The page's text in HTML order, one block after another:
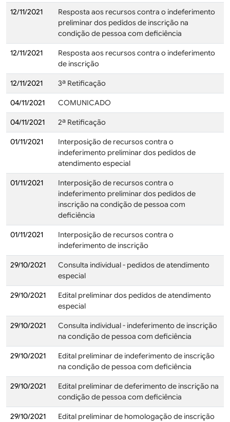
12/11/2021
Resposta aos recursos contra o indeferimento
preliminar dos pedidos de inscrição na
condição de pessoa com deficiência
12/11/2021
Resposta aos recursos contra o indeferimento
de inscrição
12/11/2021 3ª Retificação
04/11/2021 COMUNICADO
04/11/2021 2ª Retificação
01/11/2021
Interposição de recursos contra o
indeferimento preliminar dos pedidos de
atendimento especial
01/11/2021
Interposição de recursos contra o
indeferimento preliminar dos pedidos de
inscrição na condição de pessoa com
deficiência
01/11/2021
Interposição de recursos contra o
indeferimento de inscrição
29/10/2021
Consulta individual - pedidos de atendimento
especial
29/10/2021
Edital preliminar dos pedidos de atendimento
especial
29/10/2021
Consulta individual - indeferimento de inscrição
na condição de pessoa com deficiência
29/10/2021
Edital preliminar de indeferimento de inscrição
na condição de pessoa com deficiência
29/10/2021
Edital preliminar de deferimento de inscrição na
condição de pessoa com deficiência
29/10/2021 Edital preliminar de homologação de inscrição